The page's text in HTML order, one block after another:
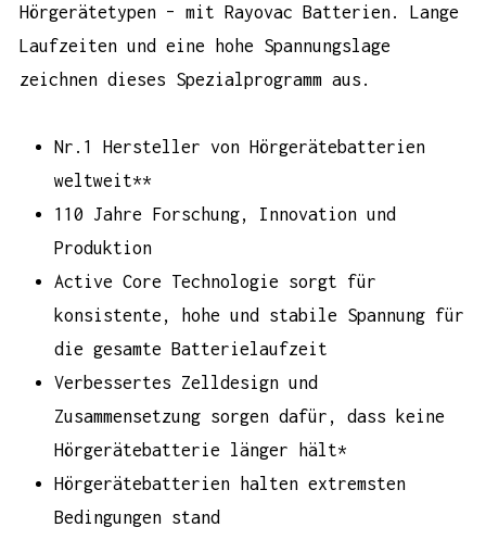
Hörgerätetypen – mit Rayovac Batterien. Lange
Laufzeiten und eine hohe Spannungslage
zeichnen dieses Spezialprogramm aus.
Nr.1 Hersteller von Hörgerätebatterien
weltweit**
110 Jahre Forschung, Innovation und
Produktion
Active Core Technologie sorgt für
konsistente, hohe und stabile Spannung für
die gesamte Batterielaufzeit
Verbessertes Zelldesign und
Zusammensetzung sorgen dafür, dass keine
Hörgerätebatterie länger hält*
Hörgerätebatterien halten extremsten
Bedingungen stand